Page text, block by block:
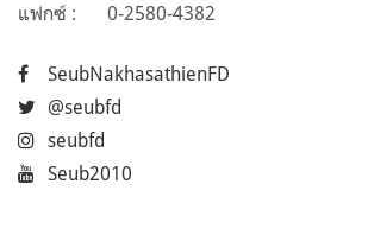
แฟกซ์ :
0-2580-4382
SeubNakhasathienFD
@seubfd
seubfd
Seub2010